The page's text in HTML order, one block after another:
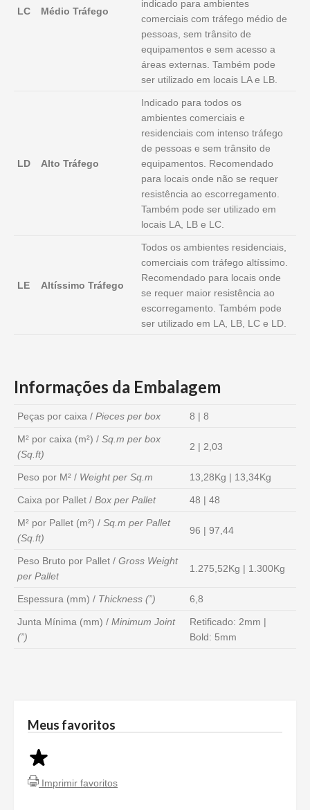
LC Médio Tráfego
indicado para ambientes
comerciais com tráfego médio de
pessoas, sem trânsito de
equipamentos e sem acesso a
áreas externas. Também pode
ser utilizado em locais LA e LB.
LD Alto Tráfego
Indicado para todos os
ambientes comerciais e
residenciais com intenso tráfego
de pessoas e sem trânsito de
equipamentos. Recomendado
para locais onde não se requer
resistência ao escorregamento.
Também pode ser utilizado em
locais LA, LB e LC.
LE Altíssimo Tráfego
Todos os ambientes residenciais,
comerciais com tráfego altíssimo.
Recomendado para locais onde
se requer maior resistência ao
escorregamento. Também pode
ser utilizado em LA, LB, LC e LD.
Informações da Embalagem
Peças por caixa / Pieces per box 8 | 8
M² por caixa (m²) / Sq.m per box
(Sq.ft)
2 | 2,03
Peso por M² / Weight per Sq.m 13,28Kg | 13,34Kg
Caixa por Pallet / Box per Pallet 48 | 48
M² por Pallet (m²) / Sq.m per Pallet
(Sq.ft)
96 | 97,44
Peso Bruto por Pallet / Gross Weight
per Pallet
1.275,52Kg | 1.300Kg
Espessura (mm) / Thickness (”) 6,8
Junta Mínima (mm) / Minimum Joint
(”)
Retificado: 2mm |
Bold: 5mm
Meus favoritos
Imprimir favoritos